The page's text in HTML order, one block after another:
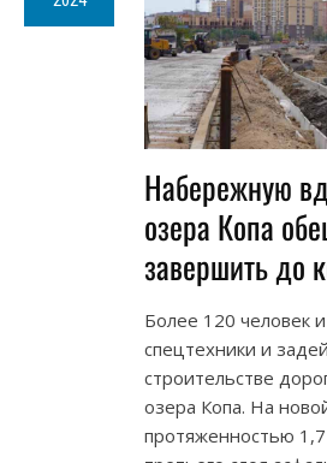
Набережную
озера Копа
завершить до
Более 120 человек
спецтехники и
строительстве
озера Копа. На
протяженностью 1,7